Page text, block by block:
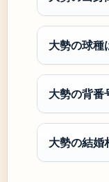
大勢の球種
大勢の背番
大勢の結婚